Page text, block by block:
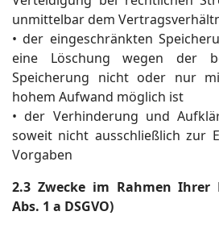
unmittelbar dem
• der eingeschränkten
eine Löschung wegen der
Speicherung nicht oder nur
hohem Aufwand möglich ist
• der Verhinderung und
soweit nicht ausschließlich zur
Vorgaben
2.3 Zwecke im Rahmen
Abs. 1 a DSGVO)